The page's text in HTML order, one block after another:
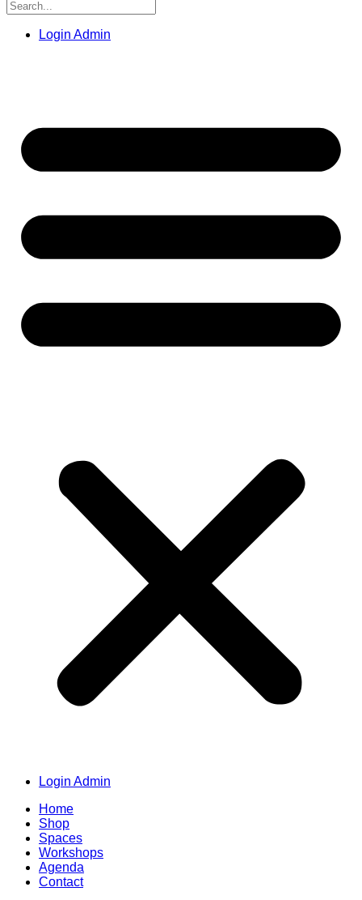
Login Admin
Login Admin
Home
Shop
Spaces
Workshops
Agenda
Contact